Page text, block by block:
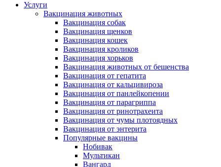
Услуги
Вакцинация животных
Вакцинация собак
Вакцинация щенков
Вакцинация кошек
Вакцинация кроликов
Вакцинация хорьков
Вакцинация животных от бешенства
Вакцинация от гепатита
Вакцинация от кальцивироза
Вакцинация от панлейкопении
Вакцинация от парагриппа
Вакцинация от ринотрахеита
Вакцинация от чумы плотоядных
Вакцинация от энтерита
Популярные вакцины
Нобивак
Мультикан
Вангард